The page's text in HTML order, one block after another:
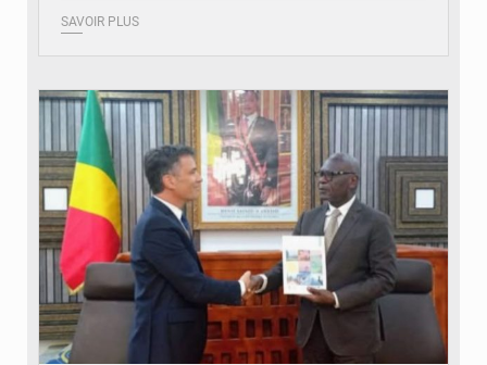
SAVOIR PLUS